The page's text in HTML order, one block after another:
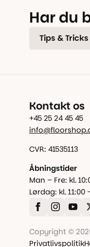
Har du
Tips & Tricks
Kontakt os
+45 25 24 45 45
CVR: 41535113
Åbningstider
Man – Fre: kl.
Lørdag: kl. 11:00
Copyright ©
Privatlivspolitik